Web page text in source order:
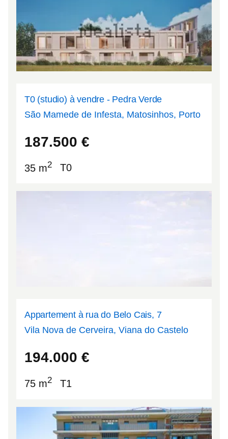
T0 (studio) à vendre - Pedra Verde
São Mamede de Infesta, Matosinhos, Porto
187.500 €
35 m2 T0
Appartement à rua do Belo Cais, 7
Vila Nova de Cerveira, Viana do Castelo
194.000 €
75 m2 T1